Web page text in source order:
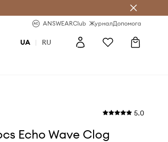
ANSWEARClub ЖурналДопомога
UA | RU
5.0
Echo Wave Clog